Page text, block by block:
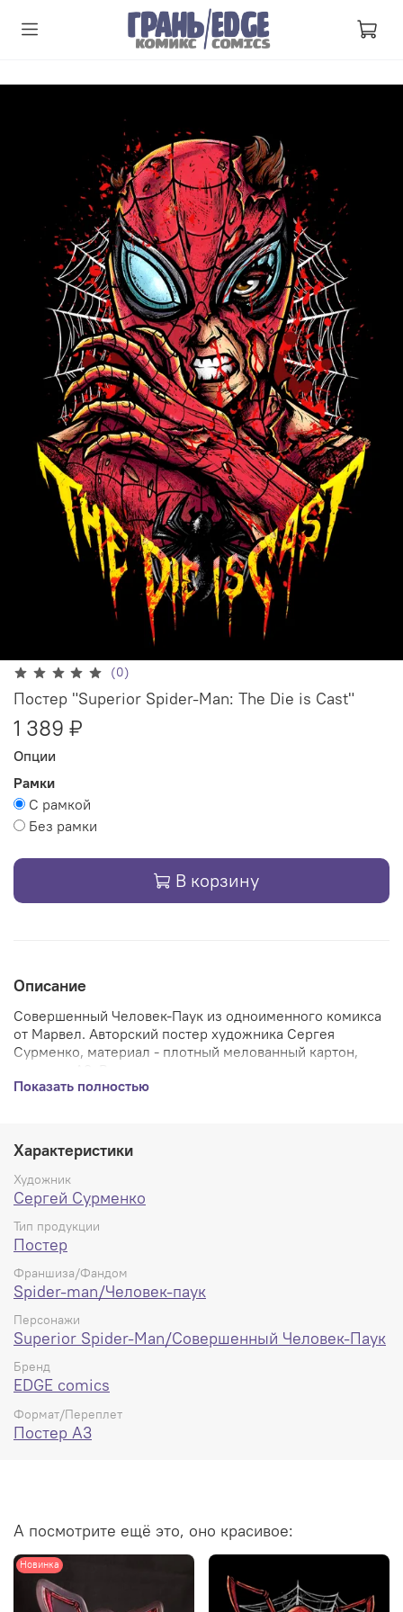
(0)
Постер "Superior Spider-Man: The Die is Cast"
1 389 ₽
Опции
Рамки
С рамкой
Без рамки
В корзину
Описание
Совершенный Человек-Паук из одноименного комикса
от Марвел. Авторский постер художника Сергея
Сурменко, материал - плотный мелованный картон,
премиум формат. Готов оказаться в вашей коллекции
Лучшее украшение интерьера ;)
Показать полностью
Характеристики
Художник
Сергей Сурменко
Тип продукции
Постер
Франшиза/Фандом
Spider-man/Человек-паук
Персонажи
Superior Spider-Man/Совершенный Человек-Паук
Бренд
EDGE comics
Формат/Переплет
Постер А3
А посмотрите ещё это, оно красивое:
Новинка